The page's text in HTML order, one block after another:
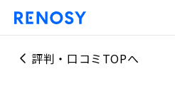
評判・口コミTOPへ